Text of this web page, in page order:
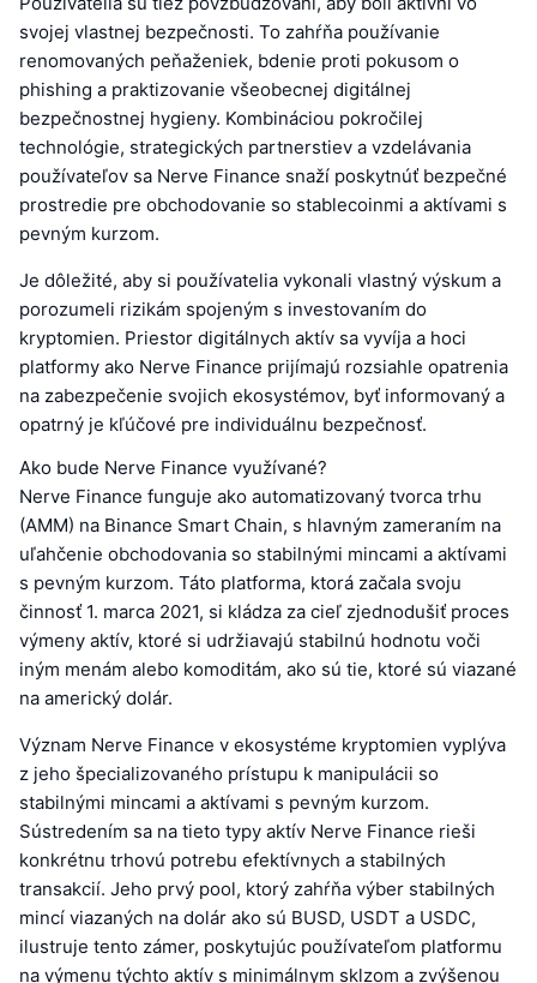
svojej vlastnej bezpečnosti. To zahŕňa používanie
renomovaných peňaženiek, bdenie proti pokusom o
phishing a praktizovanie všeobecnej digitálnej
bezpečnostnej hygieny. Kombináciou pokročilej
technológie, strategických partnerstiev a vzdelávania
používateľov sa Nerve Finance snaží poskytnúť bezpečné
prostredie pre obchodovanie so stablecoinmi a aktívami s
pevným kurzom.
Je dôležité, aby si používatelia vykonali vlastný výskum a
porozumeli rizikám spojeným s investovaním do
kryptomien. Priestor digitálnych aktív sa vyvíja a hoci
platformy ako Nerve Finance prijímajú rozsiahle opatrenia
na zabezpečenie svojich ekosystémov, byť informovaný a
opatrný je kľúčové pre individuálnu bezpečnosť.
Ako bude Nerve Finance využívané?
Nerve Finance funguje ako automatizovaný tvorca trhu
(AMM) na Binance Smart Chain, s hlavným zameraním na
uľahčenie obchodovania so stabilnými mincami a aktívami
s pevným kurzom. Táto platforma, ktorá začala svoju
činnosť 1. marca 2021, si kládza za cieľ zjednodušiť proces
výmeny aktív, ktoré si udržiavajú stabilnú hodnotu voči
iným menám alebo komoditám, ako sú tie, ktoré sú viazané
na americký dolár.
Význam Nerve Finance v ekosystéme kryptomien vyplýva
z jeho špecializovaného prístupu k manipulácii so
stabilnými mincami a aktívami s pevným kurzom.
Sústredením sa na tieto typy aktív Nerve Finance rieši
konkrétnu trhovú potrebu efektívnych a stabilných
transakcií. Jeho prvý pool, ktorý zahŕňa výber stabilných
mincí viazaných na dolár ako sú BUSD, USDT a USDC,
ilustruje tento zámer, poskytujúc používateľom platformu
na výmenu týchto aktív s minimálnym sklzom a zvýšenou